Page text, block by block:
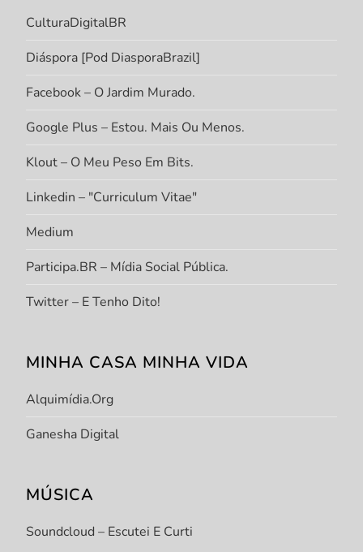
CulturaDigitalBR
Diáspora [Pod DiasporaBrazil]
Facebook – O Jardim Murado.
Google Plus – Estou. Mais Ou Menos.
Klout – O Meu Peso Em Bits.
Linkedin – "Curriculum Vitae"
Medium
Participa.BR – Mídia Social Pública.
Twitter – E Tenho Dito!
MINHA CASA MINHA VIDA
Alquimídia.org
Ganesha Digital
MÚSICA
Soundcloud – Escutei E Curti